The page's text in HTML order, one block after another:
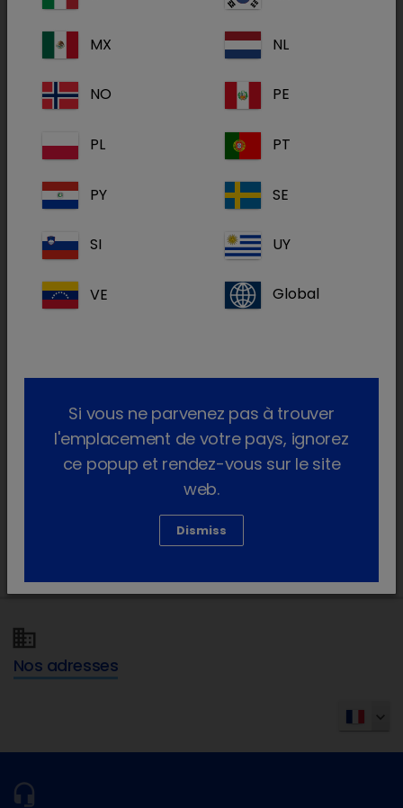
l'Avent Dechra et découvrez des outils, des
guides, des vidéos exclusives...
Forum ASV(réservé aux ASV), répondez
aux questions des cases du calendrier de
l'Avent pour tenter de remporter de nombreux
cadeaux pour vos boules de poils !
Nos adresses
MX NL
NO PE
PL PT
PY SE
SI UY
VE Global
Si vous ne parvenez pas à trouver
l'emplacement de votre pays, ignorez
ce popup et rendez-vous sur le site
web.
Dismiss